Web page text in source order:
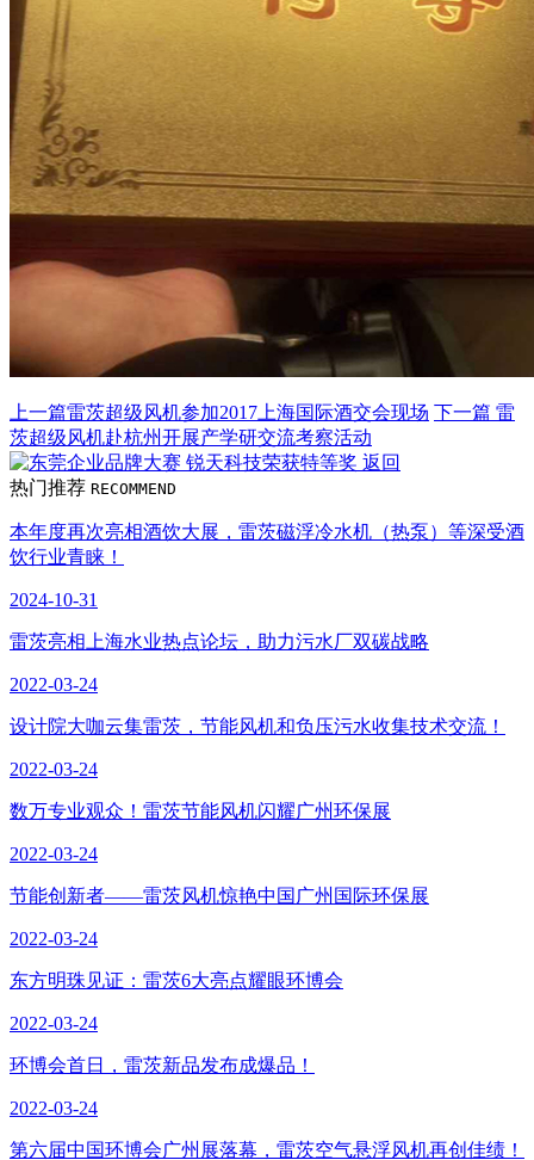
上一篇雷茨超级风机参加2017上海国际酒交会现场 下一篇 雷
茨超级风机赴杭州开展产学研交流考察活动
返回
热门推荐 RECOMMEND
本年度再次亮相酒饮大展，雷茨磁浮冷水机（热泵）等深受酒
饮行业青睐！
2024-10-31
雷茨亮相上海水业热点论坛，助力污水厂双碳战略
2022-03-24
设计院大咖云集雷茨，节能风机和负压污水收集技术交流！
2022-03-24
数万专业观众！雷茨节能风机闪耀广州环保展
2022-03-24
节能创新者——雷茨风机惊艳中国广州国际环保展
2022-03-24
东方明珠见证：雷茨6大亮点耀眼环博会
2022-03-24
环博会首日，雷茨新品发布成爆品！
2022-03-24
第六届中国环博会广州展落幕，雷茨空气悬浮风机再创佳绩！